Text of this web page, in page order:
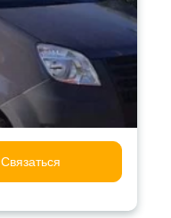
Связаться